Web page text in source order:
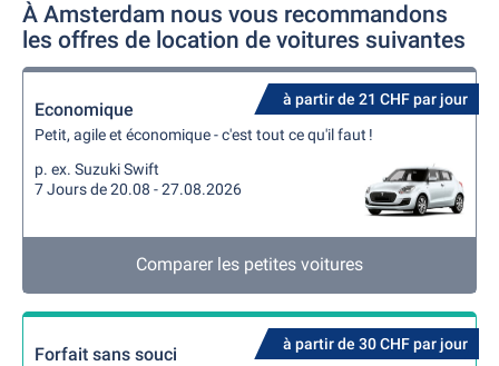
À Amsterdam nous vous recommandons
les offres de location de voitures suivantes
à partir de 21 CHF par jour
Economique
Petit, agile et économique - c'est tout ce qu'il faut !
p. ex. Suzuki Swift
7 Jours de 20.08 - 27.08.2026
Comparer les petites voitures
à partir de 30 CHF par jour
Forfait sans souci